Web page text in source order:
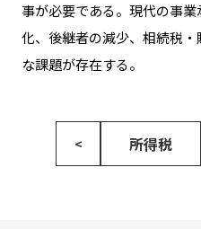
事が必要である。現代の事
化、後継者の減少、相続税
な課題が存在する。
< 所得税